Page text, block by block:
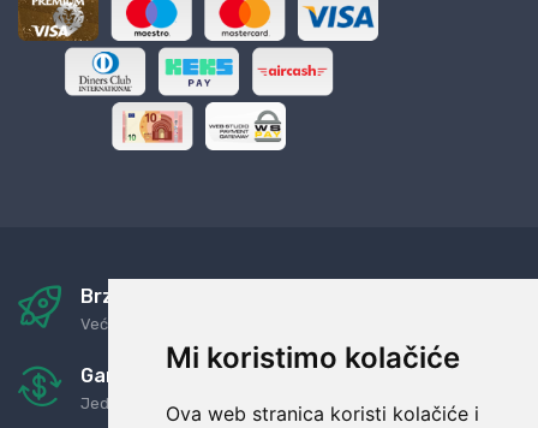
Mi koristimo kolačiće
Ova web stranica koristi kolačiće i
Brza i sigurna dostava
Već za nekoliko dana kod vas
Garancija u povrat novaca
Jednostavno pravilo: Roba za novac